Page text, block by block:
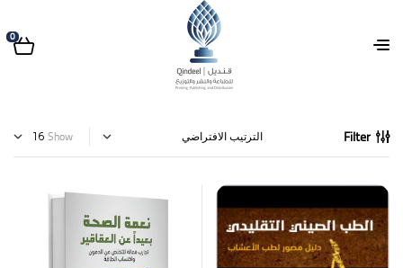
0
Filter
Show